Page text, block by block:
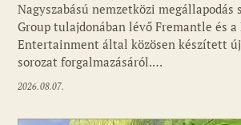
Fotó: media1.hu
Nagyszabású nemzetközi megállapodás
Group tulajdonában lévő Fremantle és a
Entertainment által közösen készített
sorozat forgalmazásáról.…
2026.08.07.